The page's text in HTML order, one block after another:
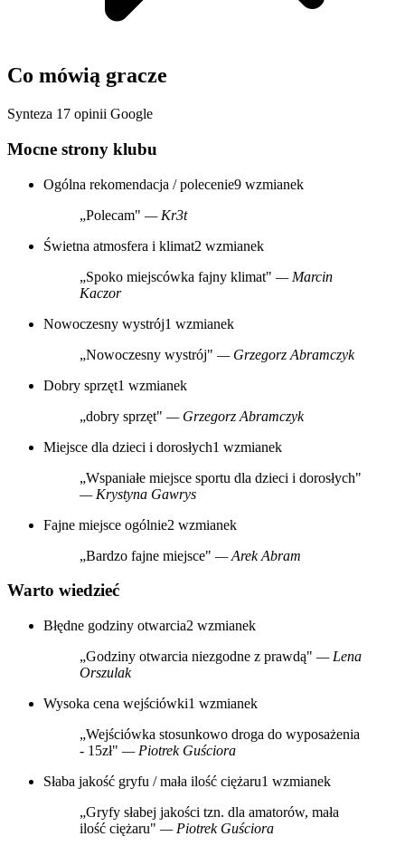
Co mówią gracze
Synteza 17 opinii Google
Mocne strony klubu
Ogólna rekomendacja / polecenie9 wzmianek
„Polecam" — Kr3t
Świetna atmosfera i klimat2 wzmianek
„Spoko miejscówka fajny klimat" — Marcin
Kaczor
Nowoczesny wystrój1 wzmianek
„Nowoczesny wystrój" — Grzegorz Abramczyk
Dobry sprzęt1 wzmianek
„dobry sprzęt" — Grzegorz Abramczyk
Miejsce dla dzieci i dorosłych1 wzmianek
„Wspaniałe miejsce sportu dla dzieci i dorosłych"
— Krystyna Gawrys
Fajne miejsce ogólnie2 wzmianek
„Bardzo fajne miejsce" — Arek Abram
Warto wiedzieć
Błędne godziny otwarcia2 wzmianek
„Godziny otwarcia niezgodne z prawdą" — Lena
Orszulak
Wysoka cena wejściówki1 wzmianek
„Wejściówka stosunkowo droga do wyposażenia
- 15zł" — Piotrek Guściora
Słaba jakość gryfu / mała ilość ciężaru1 wzmianek
„Gryfy słabej jakości tzn. dla amatorów, mała
ilość ciężaru" — Piotrek Guściora